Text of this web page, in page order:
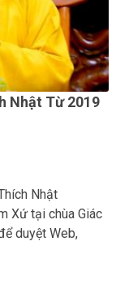
Nhật Từ 2019
Nhật
Xứ tại chùa Giác
duyệt Web,